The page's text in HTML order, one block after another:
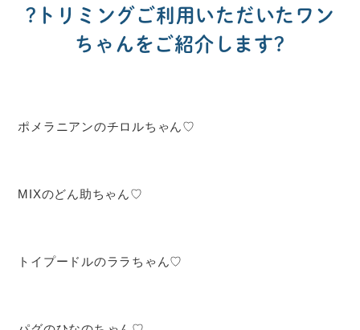
?トリミングご利用いただいたワン
ちゃんをご紹介します?
ポメラニアンのチロルちゃん♡
MIXのどん助ちゃん♡
トイプードルのララちゃん♡